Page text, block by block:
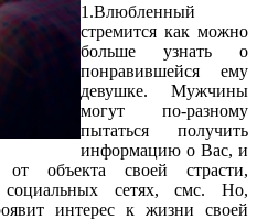
1.Влюбленный
стремится как можно
больше узнать о
понравившейся ему
девушке. Мужчины
могут по-разному
пытаться получить
информацию о Вас, и
объекта своей страсти,
сетях, смс. Но,
интерес к жизни своей